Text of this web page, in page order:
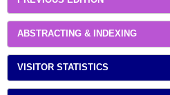
ABSTRACTING & INDEXING
VISITOR STATISTICS